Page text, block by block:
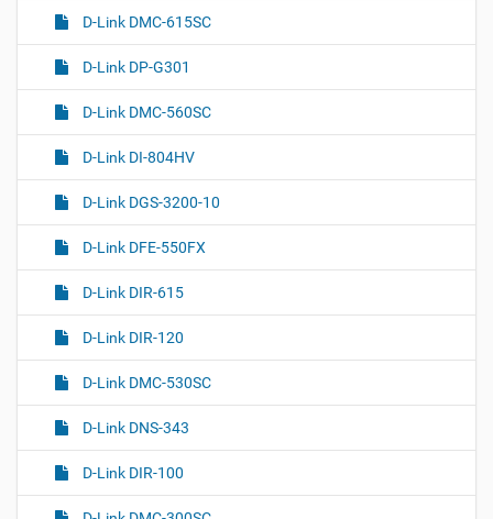
D-Link DMC-615SC
D-Link DP-G301
D-Link DMC-560SC
D-Link DI-804HV
D-Link DGS-3200-10
D-Link DFE-550FX
D-Link DIR-615
D-Link DIR-120
D-Link DMC-530SC
D-Link DNS-343
D-Link DIR-100